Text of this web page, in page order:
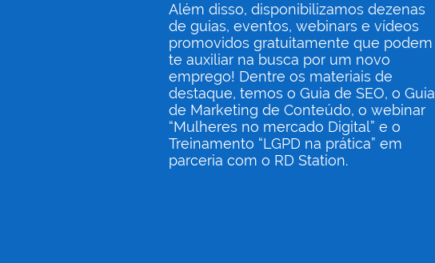
Além disso, disponibilizamos dezenas
de guias, eventos, webinars e vídeos
promovidos gratuitamente que podem
te auxiliar na busca por um novo
emprego! Dentre os materiais de
destaque, temos o Guia de SEO, o Guia
de Marketing de Conteúdo, o webinar
“Mulheres no mercado Digital” e o
Treinamento “LGPD na prática” em
parceria com o RD Station.